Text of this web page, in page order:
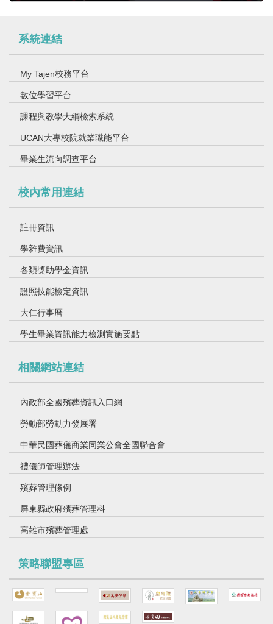
114.09.13 114學年度新生歡迎會
115.04.23 寵物生命紀念事業設施參訪
115.04.16 強強聯手：業界導師引領思辨
技守護寵物記憶與生命紀念」
系統連結
My Tajen校務平台
數位學習平台
課程與教學大綱檢索系統
UCAN大專校院就業職能平台
畢業生流向調查平台
校內常用連結
註冊資訊
學雜費資訊
各類獎助學金資訊
證照技能檢定資訊
大仁行事曆
學生畢業資訊能力檢測實施要點
相關網站連結
內政部全國殯葬資訊入口網
勞動部勞動力發展署
中華民國葬儀商業同業公會全國聯合會
禮儀師管理辦法
殯葬管理條例
屏東縣政府殯葬管理科
高雄市殯葬管理處
策略聯盟專區